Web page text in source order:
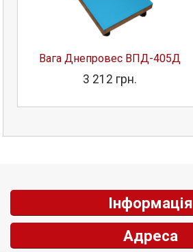
Вага Днепровес ВПД-405Д
3 212 грн.
Інформація
Адреса